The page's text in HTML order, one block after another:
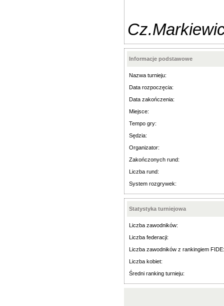
Informacje podstawowe
Nazwa turnieju:
Data rozpoczęcia:
Data zakończenia:
Miejsce:
Tempo gry:
Sędzia:
Organizator:
Zakończonych rund:
Liczba rund:
System rozgrywek:
Statystyka turniejowa
Liczba zawodników:
Liczba federacji:
Liczba zawodników z rankingiem FIDE:
Liczba kobiet:
Średni ranking turnieju: